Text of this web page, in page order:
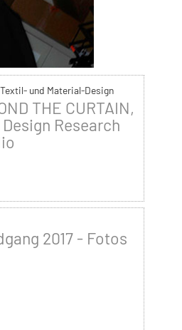
und Material-Design
THE CURTAIN,
Design Research
2017 - Fotos